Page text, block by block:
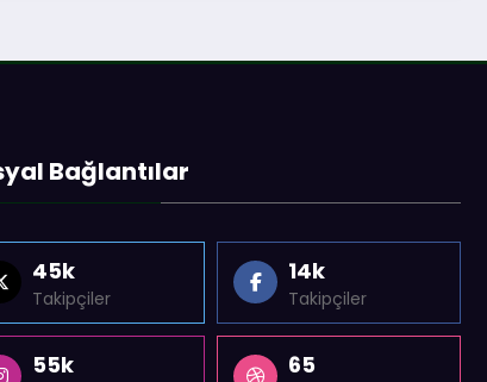
Bağlantılar
45k
Takipçiler
14k
Takipçiler
55k 65